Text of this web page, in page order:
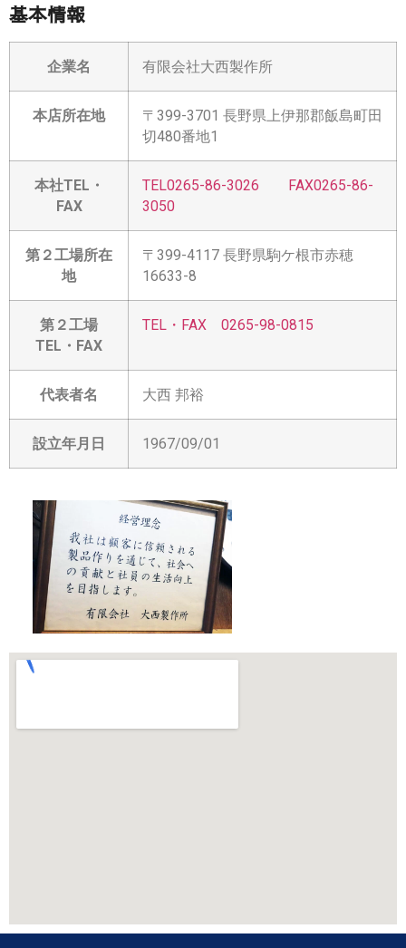
基本情報
企業名 有限会社大西製作所
本店所在地
〒399-3701 長野県上伊那郡飯島町田
切480番地1
本社TEL・
FAX
TEL0265-86-3026 FAX0265-86-
3050
第２工場所在
地
〒399-4117 長野県駒ケ根市赤穂
16633-8
第２工場
TEL・FAX
TEL・FAX 0265-98-0815
代表者名 大西 邦裕
設立年月日 1967/09/01